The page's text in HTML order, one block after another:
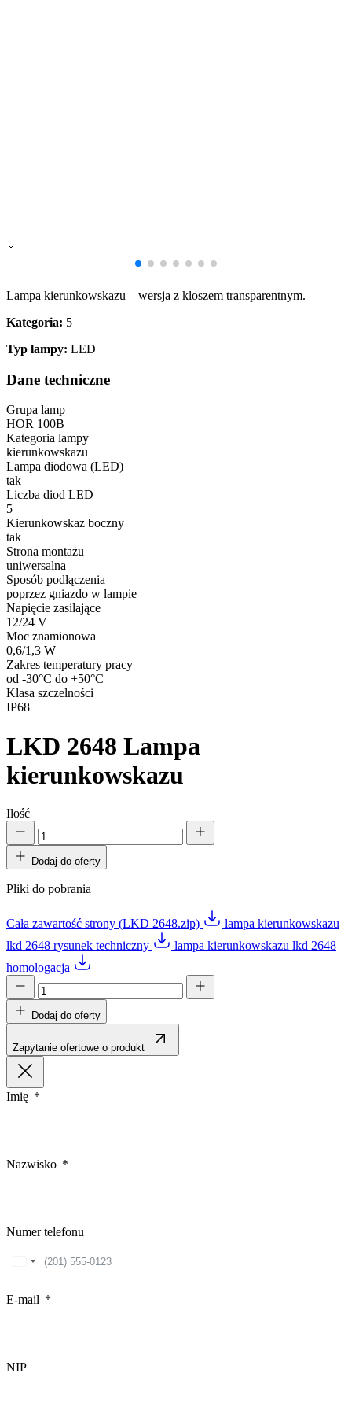
Lampa kierunkowskazu – wersja z kloszem transparentnym.
Kategoria: 5
Typ lampy: LED
Dane techniczne
Grupa lamp
HOR 100B
Kategoria lampy
kierunkowskazu
Lampa diodowa (LED)
tak
Liczba diod LED
5
Kierunkowskaz boczny
tak
Strona montażu
uniwersalna
Sposób podłączenia
poprzez gniazdo w lampie
Napięcie zasilające
12/24 V
Moc znamionowa
0,6/1,3 W
Zakres temperatury pracy
od -30°C do +50°C
Klasa szczelności
IP68
LKD 2648 Lampa
kierunkowskazu
Ilość
Dodaj do oferty
Pliki do pobrania
Cała zawartość strony (LKD 2648.zip)
lampa kierunkowskazu
lkd 2648 rysunek techniczny
lampa kierunkowskazu lkd 2648
homologacja
Dodaj do oferty
Zapytanie ofertowe o produkt
Imię
Nazwisko
Numer telefonu
United
E-mail
NIP